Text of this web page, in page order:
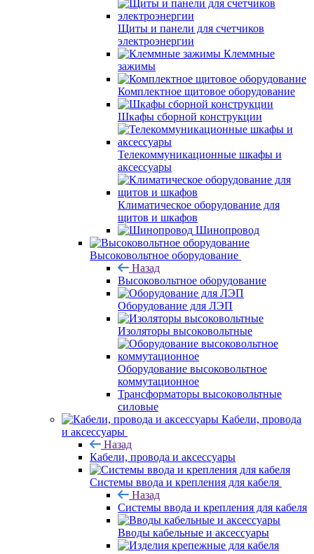
Щиты и панели для счетчиков
электроэнергии
Клеммные
зажимы
Комплектное щитовое оборудование
Шкафы сборной конструкции
Телекоммуникационные шкафы и
аксессуары
Климатическое оборудование для
щитов и шкафов
Шинопровод
Высоковольтное оборудование
Назад
Высоковольтное оборудование
Оборудование для ЛЭП
Изоляторы высоковольтные
Оборудование высоковольтное
коммутационное
Трансформаторы высоковольтные
силовые
Кабели, провода
и аксессуары
Назад
Кабели, провода и аксессуары
Системы ввода и крепления для кабеля
Назад
Системы ввода и крепления для кабеля
Вводы кабельные и аксессуары